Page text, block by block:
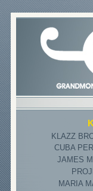
KLAZZ
CUBA
JAMES
MARIA